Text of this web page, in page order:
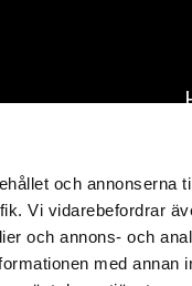
och annonserna
Vi vidarebefordrar
och annons- och
med annan